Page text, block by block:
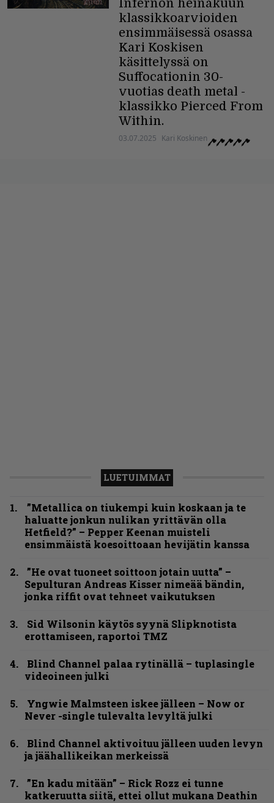
Infernon heinäkuun
klassikkoarvioiden
ensimmäisessä osassa
Kari Koskisen
käsittelyssä on
Suffocationin 30-
vuotias death metal -
klassikko Pierced From
Within.
03.07.2025 Kari Koskinen
LUETUIMMAT
”Metallica on tiukempi kuin koskaan ja te
haluatte jonkun nulikan yrittävän olla
Hetfield?” – Pepper Keenan muisteli
ensimmäistä koesoittoaan hevijätin kanssa
”He ovat tuoneet soittoon jotain uutta” –
Sepulturan Andreas Kisser nimeää bändin,
jonka riffit ovat tehneet vaikutuksen
Sid Wilsonin käytös syynä Slipknotista
erottamiseen, raportoi TMZ
Blind Channel palaa rytinällä – tuplasingle
videoineen julki
Yngwie Malmsteen iskee jälleen – Now or
Never -single tulevalta levyltä julki
Blind Channel aktivoituu jälleen uuden levyn
ja jäähallikeikan merkeissä
”En kadu mitään” – Rick Rozz ei tunne
katkeruutta siitä, ettei ollut mukana Deathin